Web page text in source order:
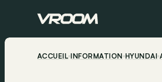
ACCUEIL INFORMATION HYUNDAI